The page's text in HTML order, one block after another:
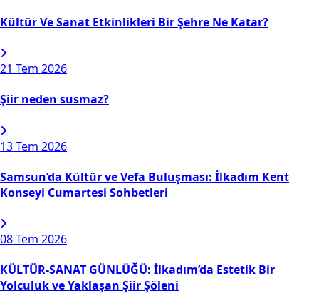
Kültür Ve Sanat Etkinlikleri Bir Şehre Ne Katar?
21 Tem 2026
Şiir neden susmaz?
13Tem 2026
Samsun’da Kültür ve Vefa Buluşması: İlkadım Kent
Konseyi Cumartesi Sohbetleri
08Tem 2026
KÜLTÜR-SANAT GÜNLÜĞÜ: İlkadım’da Estetik Bir
Yolculuk ve Yaklaşan Şiir Şöleni